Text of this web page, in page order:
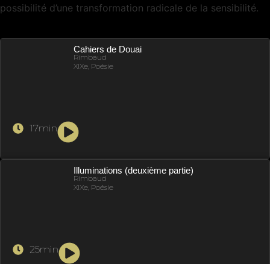
possibilité d’une transformation radicale de la sensibilité.
Cahiers de Douai
Rimbaud
XIXe, Poésie
17min
Illuminations (deuxième partie)
Rimbaud
XIXe, Poésie
25min